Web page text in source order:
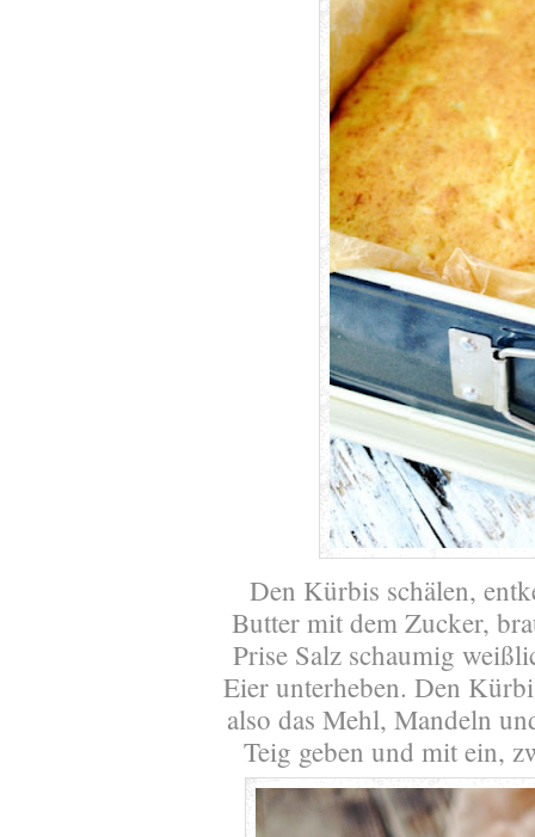
Den Kürbis schälen,
Butter mit dem Zucker,
Prise Salz schaumig
Eier unterheben. Den
also das Mehl, Mandeln
Teig geben und mit ein,